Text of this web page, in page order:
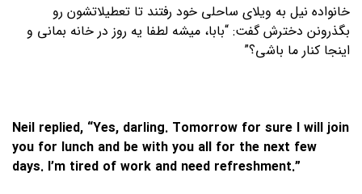
خانواده نیل به ویلای ساحلی خود رفتند تا تعطیلاتشون رو
بگذرونن دخترش گفت: “بابا، میشه لطفا یه روز در خانه بمانی و
اینجا کنار ما باشی؟”
Neil replied, “Yes, darling. Tomorrow for sure I will join
you for lunch and be with you all for the next few
days. I’m tired of work and need refreshment.”